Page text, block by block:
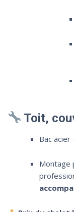
Toit,
Bac
Montage